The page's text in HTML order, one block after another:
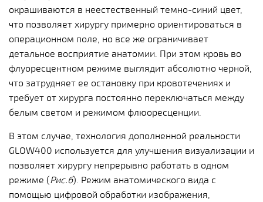
окрашиваются в неестественный темно-синий цвет,
что позволяет хирургу примерно ориентироваться в
операционном поле, но все же ограничивает
детальное восприятие анатомии. При этом кровь во
флуоресцентном режиме выглядит абсолютно черной,
что затрудняет ее остановку при кровотечениях и
требует от хирурга постоянно переключаться между
белым светом и режимом флюоресценции.
В этом случае, технология дополненной реальности
GLOW400 используется для улучшения визуализации и
позволяет хирургу непрерывно работать в одном
режиме (Рис.б). Режим анатомического вида с
помощью цифровой обработки изображения,